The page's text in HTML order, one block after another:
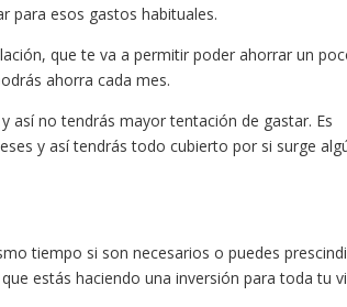
para esos gastos habituales.
que te va a permitir poder ahorrar un
ahorra cada mes.
así no tendrás mayor tentación de gastar. Es
y así tendrás todo cubierto por si surge
tiempo si son necesarios o puedes
estás haciendo una inversión para toda tu